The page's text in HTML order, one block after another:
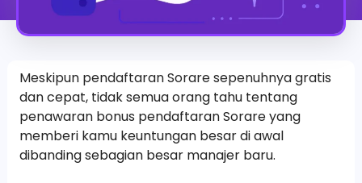
Meskipun pendaftaran Sorare sepenuhnya gratis
dan cepat, tidak semua orang tahu tentang
penawaran bonus pendaftaran Sorare yang
memberi kamu keuntungan besar di awal
dibanding sebagian besar manajer baru.